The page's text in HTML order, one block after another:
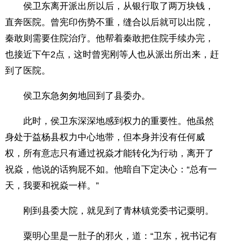
侯卫东离开派出所以后，从银行取了两万块钱，
直奔医院。曾宪印伤势不重，缝合以后就可以出院，
秦敢则需要住院治疗。他帮着秦敢把住院手续办完，
也接近下午2点，这时曾宪刚等人也从派出所出来，赶
到了医院。
侯卫东急匆匆地回到了县委办。
此时，侯卫东深深地感到权力的重要性。他虽然
身处于益杨县权力中心地带，但本身并没有任何威
权，所有意志只有通过祝焱才能转化为行动，离开了
祝焱，他说的话狗屁不如。他暗自下定决心：“总有一
天，我要和祝焱一样。”
刚到县委大院，就见到了青林镇党委书记粟明。
粟明心里是一肚子的邪火，道：“卫东，祝书记有